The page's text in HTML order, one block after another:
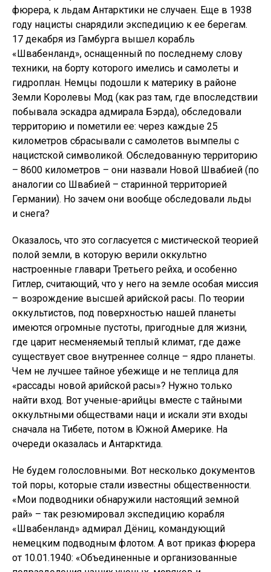
фюрера, к льдам Антарктики не случаен. Еще в 1938
году нацисты снарядили экспедицию к ее берегам.
17 декабря из Гамбурга вышел корабль
«Швабенланд», оснащенный по последнему слову
техники, на борту которого имелись и самолеты и
гидроплан. Немцы подошли к материку в районе
Земли Королевы Мод (как раз там, где впоследствии
побывала эскадра адмирала Бэрда), обследовали
территорию и пометили ее: через каждые 25
километров сбрасывали с самолетов вымпелы с
нацистской символикой. Обследованную территорию
– 8600 километров – они назвали Новой Швабией (по
аналогии со Швабией – старинной территорией
Германии). Но зачем они вообще обследовали льды
и снега?
Оказалось, что это согласуется с мистической теорией
полой земли, в которую верили оккультно
настроенные главари Третьего рейха, и особенно
Гитлер, считающий, что у него на земле особая миссия
– возрождение высшей арийской расы. По теории
оккультистов, под поверхностью нашей планеты
имеются огромные пустоты, пригодные для жизни,
где царит несменяемый теплый климат, где даже
существует свое внутреннее солнце – ядро планеты.
Чем не лучшее тайное убежище и не теплица для
«рассады новой арийской расы»? Нужно только
найти вход. Вот ученые-арийцы вместе с тайными
оккультными обществами наци и искали эти входы
сначала на Тибете, потом в Южной Америке. На
очереди оказалась и Антарктида.
Не будем голословными. Вот несколько документов
той поры, которые стали известны общественности.
«Мои подводники обнаружили настоящий земной
рай» – так резюмировал экспедицию корабля
«Швабенланд» адмирал Дёниц, командующий
немецким подводным флотом. А вот приказ фюрера
от 10.01.1940: «Объединенные и организованные